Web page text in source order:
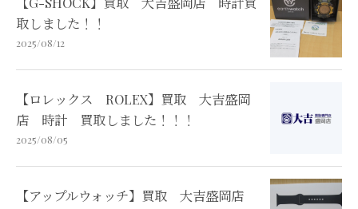
取しました！！
2025/08/12
【ロレックス ROLEX】買取 大吉盛岡
店 時計 買取しました！！！
2025/08/05
【アップルウォッチ】買取 大吉盛岡店